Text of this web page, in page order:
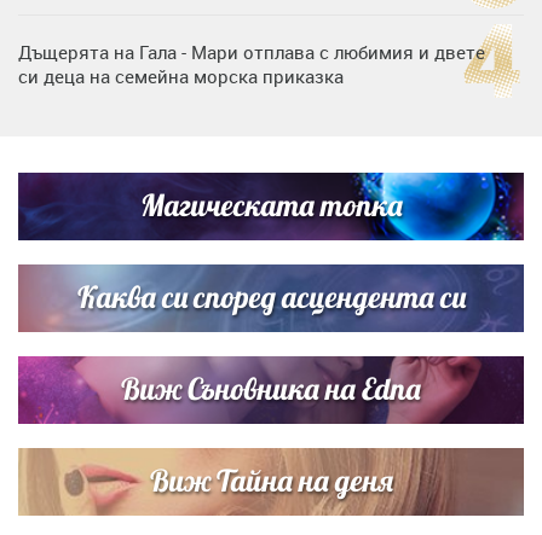
Дъщерята на Гала - Мари отплава с любимия и двете
си деца на семейна морска приказка
Кортни Кокс и Джим Къртис заедно на яхта
Дъщерята на Тодор Батков вдигна сватба, Стоичков и
Братя Аргирови я изненадаха с песен
Магическата топка
Каква си според асцендента си
Виж Съновника на Edna
Виж Тайна на деня